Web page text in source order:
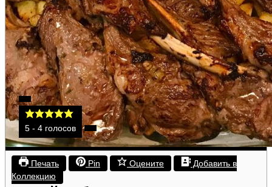
5- 4голосов
Печать Pin Оцените
Добавить в
Коллекцию